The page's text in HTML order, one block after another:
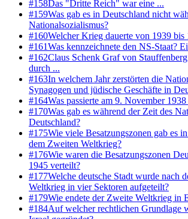
#158Das "Dritte Reich" war eine ...
#159Was gab es in Deutschland nicht
Nationalsozialismus?
#160Welcher Krieg dauerte von 1939 bis
#161Was kennzeichnete den NS-Staat?
#162Claus Schenk Graf von
durch ...
#163In welchem Jahr zerstörten die
Synagogen und jüdische Geschäfte in
#164Was passierte am 9. November
#170Was gab es während der Zeit des
Deutschland?
#175Wie viele Besatzungszonen gab es
dem Zweiten Weltkrieg?
#176Wie waren die Besatzungszonen
1945 verteilt?
#177Welche deutsche Stadt wurde nach
Weltkrieg in vier Sektoren aufgeteilt?
#179Wie endete der Zweite Weltkrieg in
#184Auf welcher rechtlichen Grundlage